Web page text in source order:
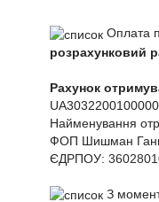
Оплата
розрахунковий
Рахунок
Найменування
ФОП Шишман
ЄДРПОУ:
З